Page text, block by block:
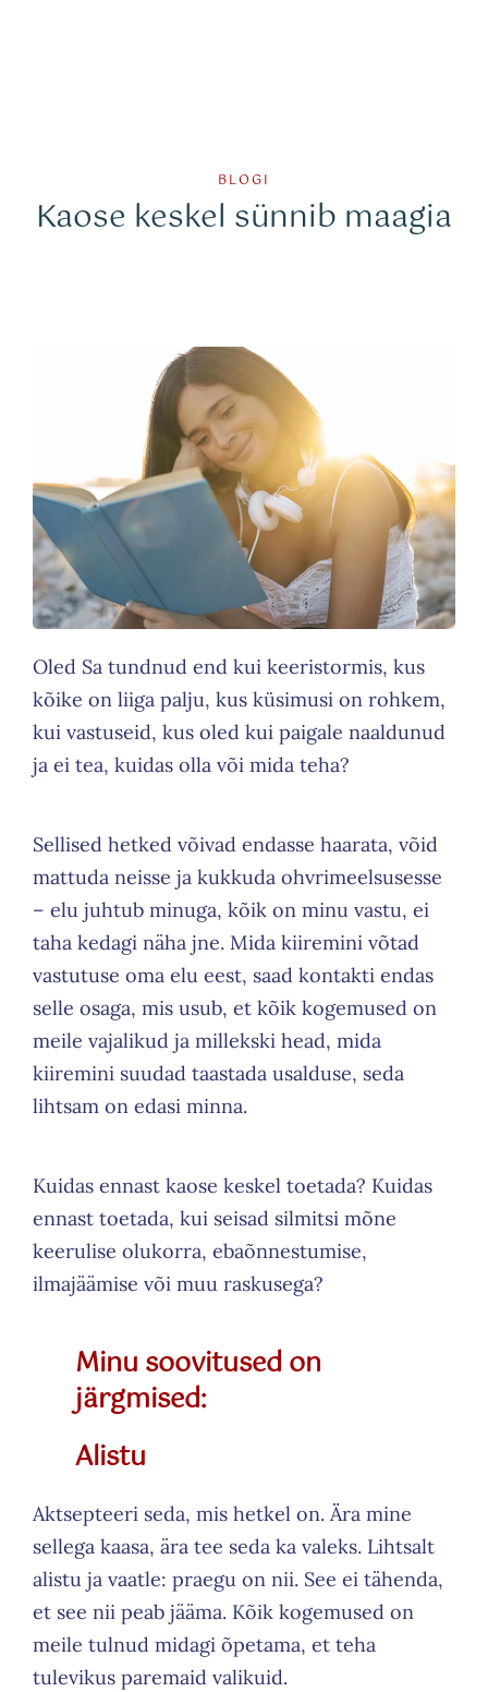
BLOGI
Kaose keskel sünnib maagia
Oled Sa tundnud end kui keeristormis, kus
kõike on liiga palju, kus küsimusi on rohkem,
kui vastuseid, kus oled kui paigale naaldunud
ja ei tea, kuidas olla või mida teha?
Sellised hetked võivad endasse haarata, võid
mattuda neisse ja kukkuda ohvrimeelsusesse
– elu juhtub minuga, kõik on minu vastu, ei
taha kedagi näha jne. Mida kiiremini võtad
vastutuse oma elu eest, saad kontakti endas
selle osaga, mis usub, et kõik kogemused on
meile vajalikud ja millekski head, mida
kiiremini suudad taastada usalduse, seda
lihtsam on edasi minna.
Kuidas ennast kaose keskel toetada? Kuidas
ennast toetada, kui seisad silmitsi mõne
keerulise olukorra, ebaõnnestumise,
ilmajäämise või muu raskusega?
Minu soovitused on
järgmised:
Alistu
Aktsepteeri seda, mis hetkel on. Ära mine
sellega kaasa, ära tee seda ka valeks. Lihtsalt
alistu ja vaatle: praegu on nii. See ei tähenda,
et see nii peab jääma. Kõik kogemused on
meile tulnud midagi õpetama, et teha
tulevikus paremaid valikuid.